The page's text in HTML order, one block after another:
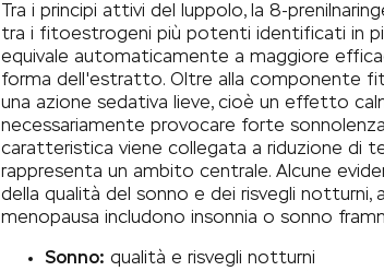
Tra i principi attivi del luppolo, la 8-
tra i fitoestrogeni più potenti identificati in
equivale automaticamente a maggiore
forma dell'estratto. Oltre alla componente
una azione sedativa lieve, cioè un effetto
necessariamente provocare forte
caratteristica viene collegata a riduzione di
rappresenta un ambito centrale. Alcune
della qualità del sonno e dei risvegli
menopausa includono insonnia o sonno
Sonno: qualità e risvegli notturni